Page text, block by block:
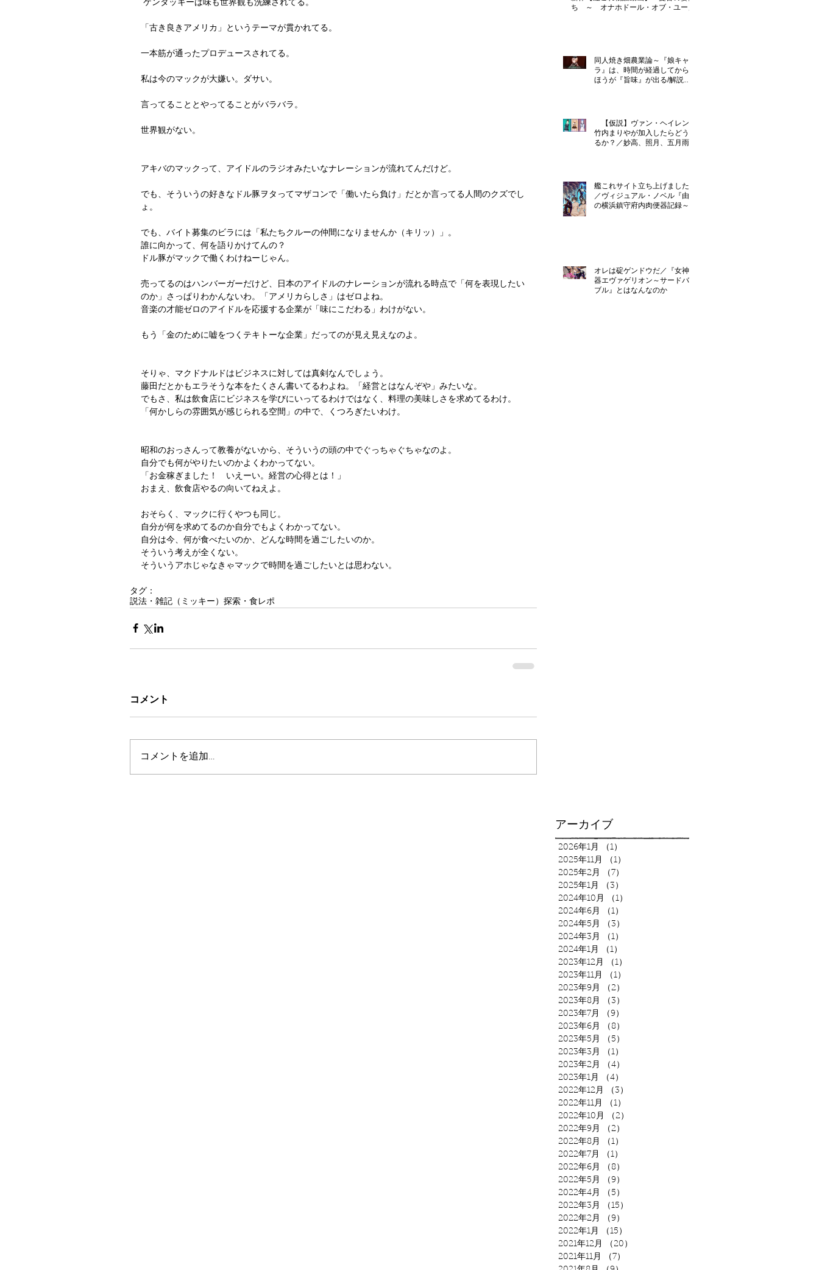
「古き良きアメリカ」というテーマが貫かれてる。
一本筋が通ったプロデュースされてる。
私は今のマックが大嫌い。ダサい。
言ってることとやってることがバラバラ。
世界観がない。
アキバのマックって、アイドルのラジオみたいなナレーションが流れてんだけど。
でも、そういうの好きなドル豚ヲタってマザコンで「働いたら負け」だとか言ってる人間のクズでし
ょ。
でも、バイト募集のビラには「私たちクルーの仲間になりませんか（キリッ）」。
誰に向かって、何を語りかけてんの？
ドル豚がマックで働くわけねーじゃん。
売ってるのはハンバーガーだけど、日本のアイドルのナレーションが流れる時点で「何を表現したい
のか」さっぱりわかんないわ。「アメリカらしさ」はゼロよね。
音楽の才能ゼロのアイドルを応援する企業が「味にこだわる」わけがない。
もう「金のために嘘をつくテキトーな企業」だってのが見え見えなのよ。
そりゃ、マクドナルドはビジネスに対しては真剣なんでしょう。
藤田だとかもエラそうな本をたくさん書いてるわよね。「経営とはなんぞや」みたいな。
でもさ、私は飲食店にビジネスを学びにいってるわけではなく、料理の美味しさを求めてるわけ。
「何かしらの雰囲気が感じられる空間」の中で、くつろぎたいわけ。
昭和のおっさんって教養がないから、そういうの頭の中でぐっちゃぐちゃなのよ。
自分でも何がやりたいのかよくわかってない。
「お金稼ぎました！　いえーい。経営の心得とは！」
おまえ、飲食店やるの向いてねえよ。
おそらく、マックに行くやつも同じ。
自分が何を求めてるのか自分でもよくわかってない。
自分は今、何が食べたいのか、どんな時間を過ごしたいのか。
そういう考えが全くない。
そういうアホじゃなきゃマックで時間を過ごしたいとは思わない。
タグ：
説法・雑記（ミッキー） 探索・食レポ
コメント
コメントを追加…
ち ～ オナホドール・オブ・ユー」
同人焼き畑農業論～『娘キャ
ラ』は、時間が経過してからの
ほうが『旨味』が出る/解説
【仮説】ヴァン・ヘイレンに
竹内まりやが加入したらどうな
るか？／妙高、照月、五月雨は
艦これサイト立ち上げました！
／ヴィジュアル・ノベル『由良
の横浜鎮守府内肉便器記録～提
オレは碇ゲンドウだ／『女神便
器エヴァゲリオン～サードバイ
ブル』とはなんなのか
アーカイブ
2026年1月 （1）
2025年11月
（1）
2025年2月
（7）
2025年1月
（3）
2024年10月
（1）
2024年6月
（1）
2024年5月
（3）
2024年3月
（1）
2024年1月
（1）
2023年12月
（1）
2023年11月
（1）
2023年9月
（2）
2023年8月
（3）
2023年7月
（9）
2023年6月
（8）
2023年5月
（5）
2023年3月
（1）
2023年2月
（4）
2023年1月
（4）
2022年12月
（3）
2022年11月
（1）
2022年10月
（2）
2022年9月
（2）
2022年8月
（1）
2022年7月
（1）
2022年6月
（8）
2022年5月
（9）
2022年4月
（5）
2022年3月
（15）
2022年2月
（9）
2022年1月
（15）
2021年12月
（20）
2021年11月
（7）